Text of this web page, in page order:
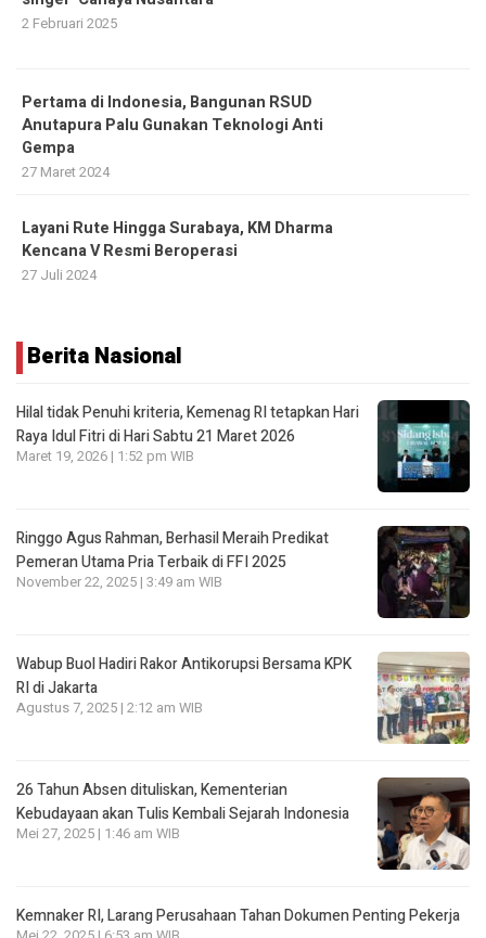
2 Februari 2025
Pertama di Indonesia, Bangunan RSUD
Anutapura Palu Gunakan Teknologi Anti
Gempa
27 Maret 2024
Layani Rute Hingga Surabaya, KM Dharma
Kencana V Resmi Beroperasi
27 Juli 2024
Berita Nasional
Hilal tidak Penuhi kriteria, Kemenag RI tetapkan Hari
Raya Idul Fitri di Hari Sabtu 21 Maret 2026
Maret 19, 2026 | 1:52 pm WIB
Ringgo Agus Rahman, Berhasil Meraih Predikat
Pemeran Utama Pria Terbaik di FFI 2025
November 22, 2025 | 3:49 am WIB
Wabup Buol Hadiri Rakor Antikorupsi Bersama KPK
RI di Jakarta
Agustus 7, 2025 | 2:12 am WIB
26 Tahun Absen dituliskan, Kementerian
Kebudayaan akan Tulis Kembali Sejarah Indonesia
Mei 27, 2025 | 1:46 am WIB
Kemnaker RI, Larang Perusahaan Tahan Dokumen Penting Pekerja